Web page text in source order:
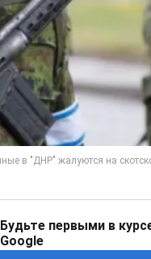
Будьте первыми в
Google